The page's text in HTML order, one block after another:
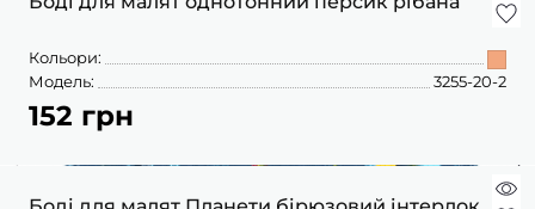
Кольори:
Модель:
3255-20-2
152 грн